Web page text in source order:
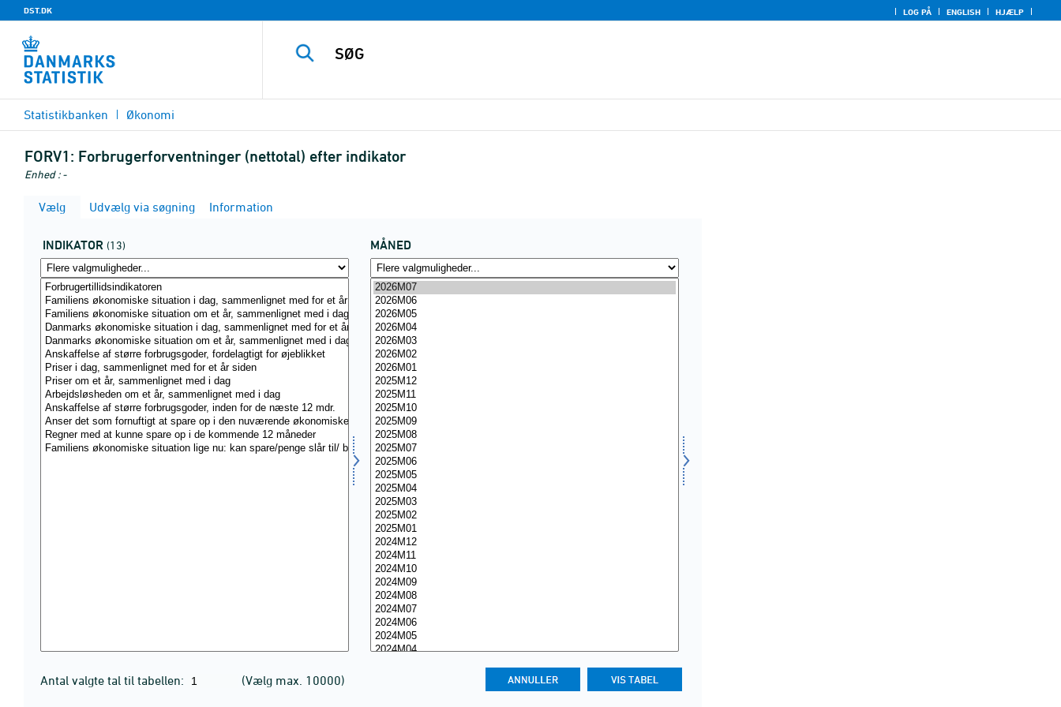
DST.DK LOG PÅ ENGLISH HJÆLP
Statistikbanken Økonomi
FORV1: Forbrugerforventninger (nettotal) efter indikator
Enhed : -
Vælg Udvælg via søgning Information
INDIKATOR (13) MÅNED
Antal valgte tal til tabellen: (Vælg max. 10000)